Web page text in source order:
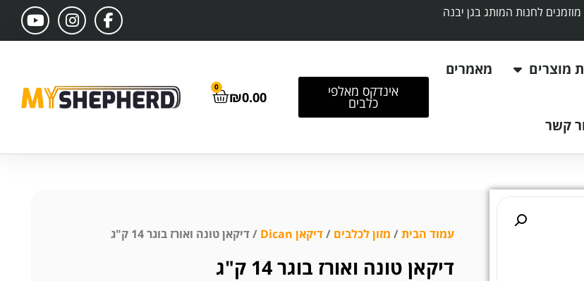
מוזמנים לחנות המותג בגן יבנה
מוצרים מאמרים
קשר
אינדקס מאלפי
כלבים ₪0.00
0
עמוד הבית/ מזון לכלבים /דיקאן Dican / דיקאן טונה ואורז בוגר 14 ק"ג
דיקאן טונה ואורז בוגר 14 ק"ג